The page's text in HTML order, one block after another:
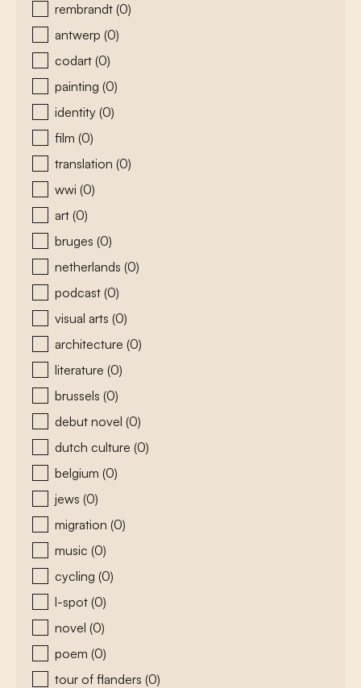
rembrandt (0)
antwerp (0)
codart (0)
painting (0)
identity (0)
film (0)
translation (0)
wwi (0)
art (0)
bruges (0)
netherlands (0)
podcast (0)
visual arts (0)
architecture (0)
literature (0)
brussels (0)
debut novel (0)
dutch culture (0)
belgium (0)
jews (0)
migration (0)
music (0)
cycling (0)
l-spot (0)
novel (0)
poem (0)
tour of flanders (0)